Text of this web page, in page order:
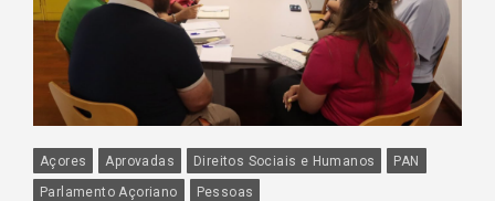
Açores Aprovadas Direitos Sociais e Humanos
PAN
Parlamento Açoriano
Pessoas